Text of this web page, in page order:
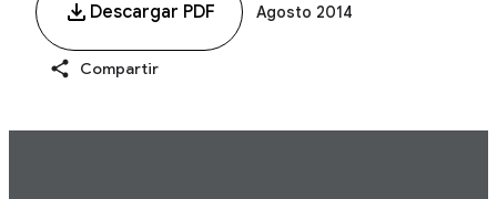
Descargar PDF Agosto 2014
Compartir